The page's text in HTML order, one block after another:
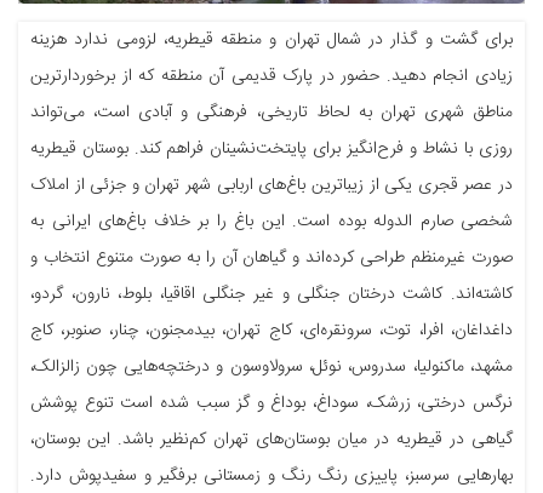
برای گشت و گذار در شمال تهران و منطقه قیطریه، لزومی ندارد هزینه
زیادی انجام دهید. حضور در پارک قدیمی آن منطقه که از برخوردارترین
مناطق شهری تهران به لحاظ تاریخی، فرهنگی و آبادی است، می‌تواند
روزی با نشاط و فرح‌انگیز برای پایتخت‌نشینان فراهم کند. بوستان قیطریه
در عصر قجری یکی از زیباترین باغ‌های اربابی شهر تهران و جزئی از املاک
شخصی صارم الدوله بوده است. این باغ را بر خلاف باغ‌های ایرانی به
صورت غیرمنظم طراحی کرده‌اند و گیاهان آن را به صورت متنوع انتخاب و
کاشته‌اند. کاشت درختان جنگلی و غیر جنگلی اقاقیا، بلوط، نارون، گردو،
داغداغان، افرا، توت، سرونقره‌ای، کاج تهران، بیدمجنون، چنار، صنوبر، کاج
مشهد، ماکنولیا، سدروس، نوئل، سرولاوسون و درختچه‌هایی چون زالزالک،
نرگس درختی، زرشک، سوداغ، بوداغ و گز سبب شده است تنوع پوشش
گیاهی در قیطریه در میان بوستان‌های تهران کم‌نظیر باشد. این بوستان،
بهارهایی سرسبز، پاییزی رنگ رنگ و زمستانی برفگیر و سفیدپوش دارد.